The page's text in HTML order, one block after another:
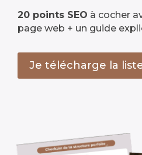
20 points SEO à cocher
page web + un guide
Je télécharge la